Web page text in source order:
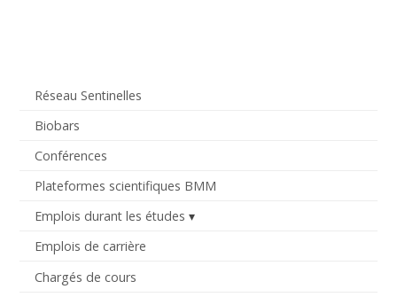
Réseau Sentinelles
Biobars
Conférences
Plateformes scientifiques BMM
Emplois durant les études
Emplois de carrière
Chargés de cours